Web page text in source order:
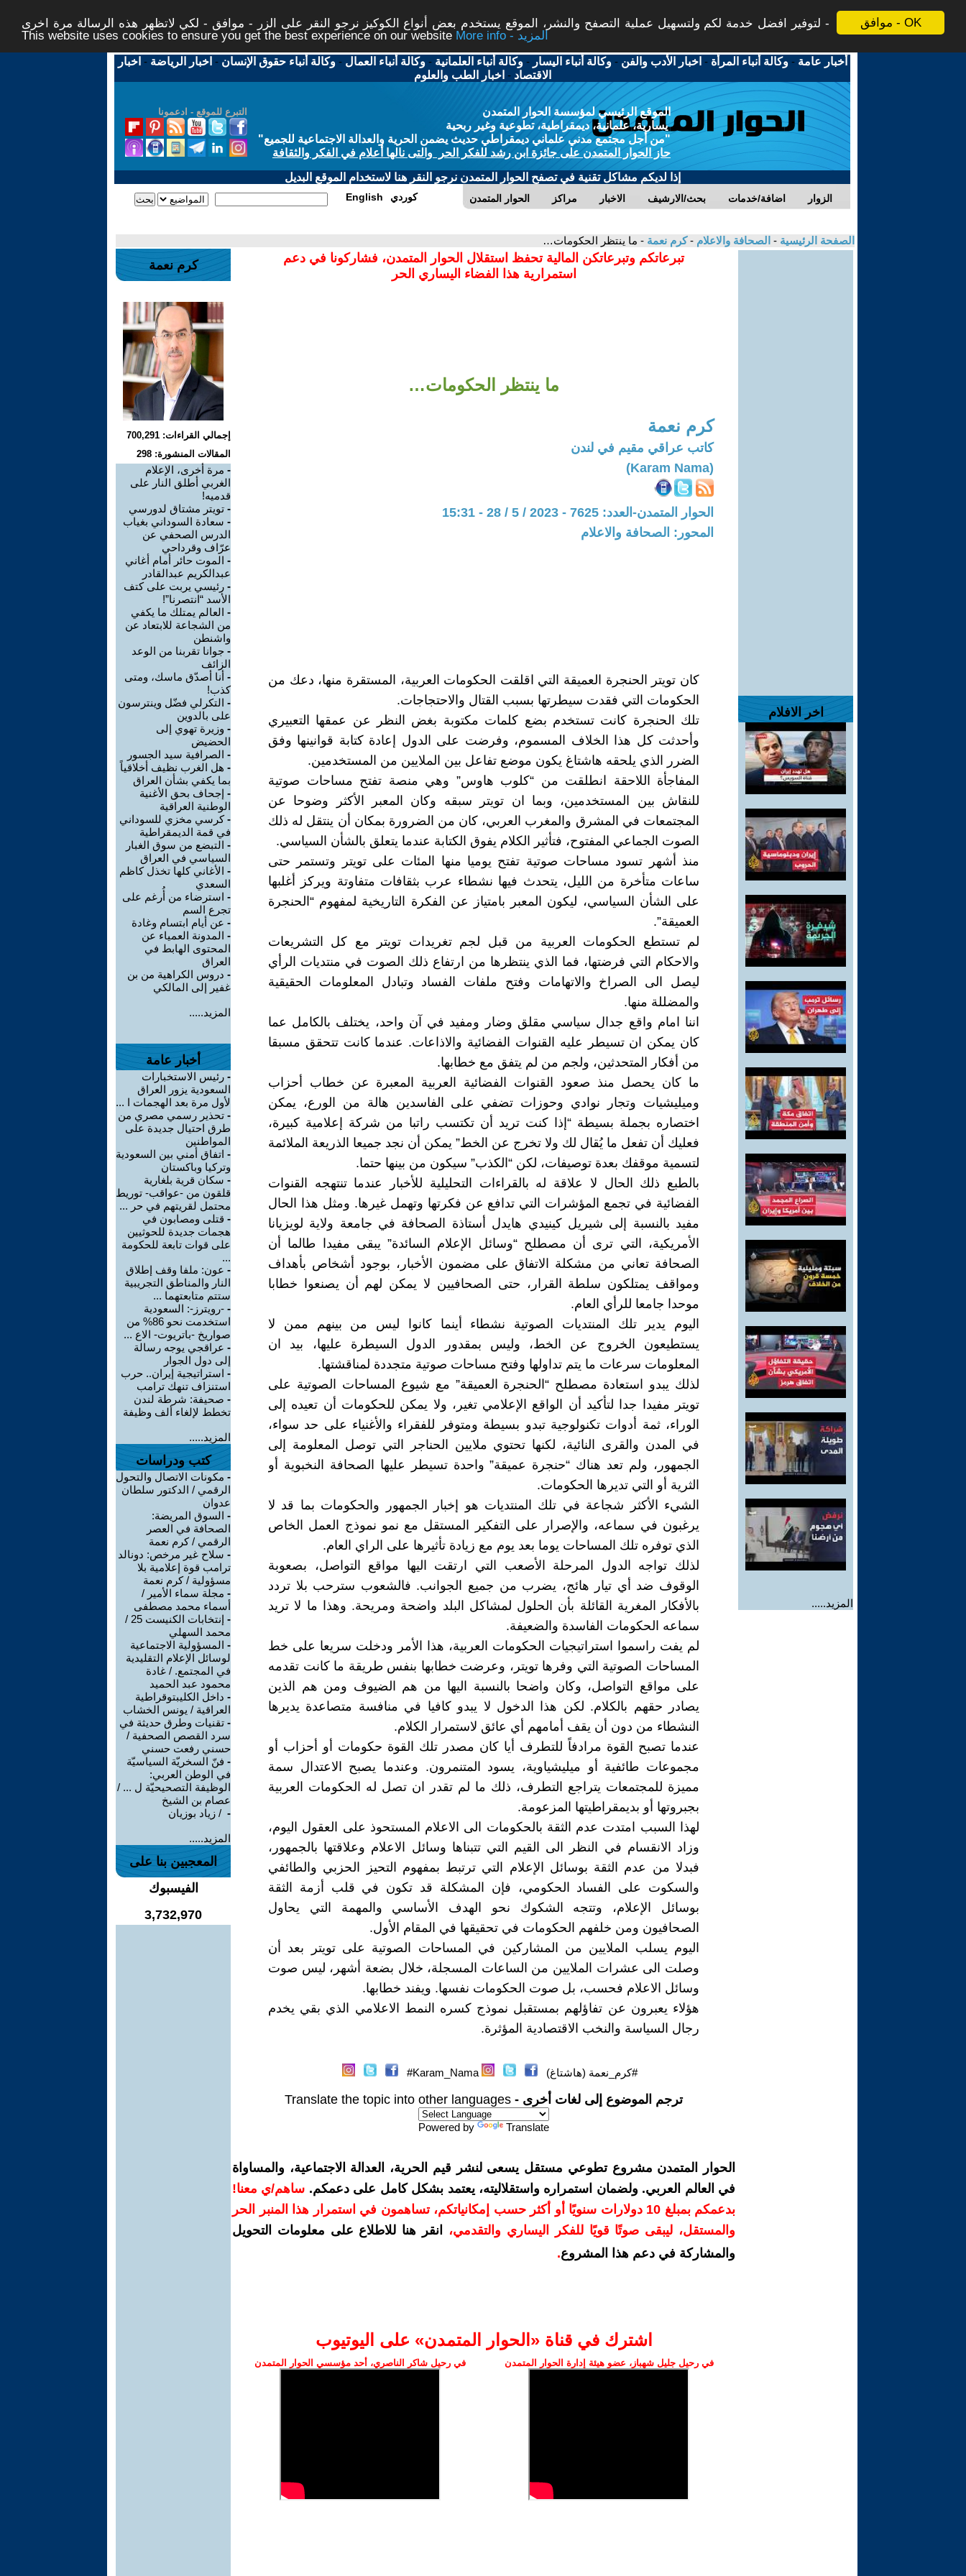
موافق - OK
لتوفير افضل خدمة لكم ولتسهيل عملية التصفح والنشر، الموقع يستخدم بعض أنواع الكوكيز نرجو النقر على الزر - موافق - لكي لاتظهر هذه الرسالة مرة اخرى -
This website uses cookies to ensure you get the best experience on our website
More info - المزيد
أخبار عامة -وكالة أنباء المرأة - اخبار الأدب والفن -وكالة أنباء اليسار -وكالة أنباء العلمانية -وكالة أنباء العمال -وكالة أنباء حقوق الإنسان - اخبار الرياضة - اخبار
الاقتصاد - اخبار الطب والعلوم
التبرع للموقع - ادعمونا
الموقع الرئيسي لمؤسسة الحوار المتمدن
يسارية، علمانية، ديمقراطية، تطوعية وغير ربحية
"من أجل مجتمع مدني علماني ديمقراطي حديث يضمن الحرية والعدالة الاجتماعية للجميع"
حاز الحوار المتمدن على جائزة ابن رشد للفكر الحر والتى نالها أعلام في الفكر والثقافة
إذا لديكم مشاكل تقنية في تصفح الحوار المتمدن نرجو النقر هنا لاستخدام الموقع البديل
الحوار المتمدن مراكز الاخبار بحث/الارشيف اضافة/خدمات الزوار English كوردي
الصفحة الرئيسية - الصحافة والاعلام -كرم نعمة - ما ينتظر الحكومات…
اخر الافلام
المزيد.....
تبرعاتكم وتبرعاتكن المالية تحفظ استقلال الحوار المتمدن، فشاركونا في دعم
استمرارية هذا الفضاء اليساري الحر
ما ينتظر الحكومات…
كرم نعمة
كاتب عراقي مقيم في لندن
(Karam Nama)
الحوار المتمدن-العدد: 7625 - 2023 / 5 / 28 - 15:31
المحور: الصحافة والاعلام
كان تويتر الحنجرة العميقة التي اقلقت الحكومات العربية، المستقرة منها، دعك من
الحكومات التي فقدت سيطرتها بسبب القتال والاحتجاجات.
تلك الحنجرة كانت تستخدم بضع كلمات مكتوبة بغض النظر عن عمقها التعبيري
وأحدثت كل هذا الخلاف المسموم، وفرضت على الدول إعادة كتابة قوانينها وفق
الضرر الذي يلحقه هاشتاغ يكون موضع تفاعل بين الملايين من المستخدمين.
المفاجأة اللاحقة انطلقت من “كلوب هاوس” وهي منصة تفتح مساحات صوتية
للنقاش بين المستخدمين، وبما ان تويتر سبقه وكان المعبر الأكثر وضوحا عن
المجتمعات في المشرق والمغرب العربي، كان من الضرورة بمكان أن ينتقل له ذلك
الصوت الجماعي المفتوح، فتأثير الكلام يفوق الكتابة عندما يتعلق بالشأن السياسي.
منذ أشهر تسود مساحات صوتية تفتح يوميا منها المئات على تويتر وتستمر حتى
ساعات متأخرة من الليل، يتحدث فيها نشطاء عرب بثقافات متفاوتة ويركز أغلبها
على الشأن السياسي، ليكون المعبر بامتياز عن الفكرة التاريخية لمفهوم “الحنجرة
العميقة”.
لم تستطع الحكومات العربية من قبل لجم تغريدات تويتر مع كل التشريعات
والاحكام التي فرضتها، فما الذي ينتظرها من ارتفاع ذلك الصوت في منتديات الرأي
ليصل الى الصراخ والاتهامات وفتح ملفات الفساد وتبادل المعلومات الحقيقية
والمضللة منها.
اننا امام واقع جدال سياسي مقلق وضار ومفيد في آن واحد، يختلف بالكامل عما
كان يمكن ان تسيطر عليه القنوات الفضائية والاذاعات. عندما كانت تتحقق مسبقا
من أفكار المتحدثين، ولجم من لم يتفق مع خطابها.
ما كان يحصل منذ صعود القنوات الفضائية العربية المعبرة عن خطاب أحزاب
وميليشيات وتجار نوادي وحوزات تضفي على الفاسدين هالة من الورع، يمكن
اختصاره بجملة بسيطة “إذا كنت تريد أن تكتسب راتبا من شركة إعلامية كبيرة،
فعليك أن تفعل ما يُقال لك ولا تخرج عن الخط” يمكن أن نجد جميعا الذريعة الملائمة
لتسمية موقفك بعدة توصيفات، لكن “الكذب” سيكون من بينها حتما.
بالطبع ذلك الحال لا علاقة له بالقراءات التحليلية للأخبار عندما تنتهجه القنوات
الفضائية في تجمع المؤشرات التي تدافع عن فكرتها وتهمل غيرها. ومثل هذا الحال
مفيد بالنسبة إلى شيريل كينيدي هايدل أستاذة الصحافة في جامعة ولاية لويزيانا
الأمريكية، التي ترى أن مصطلح “وسائل الإعلام السائدة” يبقى مفيدا طالما أن
الصحافة تعاني من مشكلة الاتفاق على مضمون الأخبار، بوجود أشخاص بأهداف
ومواقف يمتلكون سلطة القرار، حتى الصحافيين لا يمكن لهم أن يصنعوا خطابا
موحدا جامعا للرأي العام.
اليوم يدير تلك المنتديات الصوتية نشطاء أينما كانوا ليس من بينهم ممن لا
يستطيعون الخروج عن الخط، وليس بمقدور الدول السيطرة عليها، بيد ان
المعلومات سرعات ما يتم تداولها وفتح مساحات صوتية متجددة لمناقشتها.
لذلك يبدو استعادة مصطلح “الحنجرة العميقة” مع شيوع المساحات الصوتية على
تويتر مفيدا جدا لتأكيد أن الواقع الإعلامي تغير، ولا يمكن للحكومات أن تعيده إلى
الوراء، ثمة أدوات تكنولوجية تبدو بسيطة ومتوفر للفقراء والأغنياء على حد سواء،
في المدن والقرى النائية، لكنها تحتوي ملايين الحناجر التي توصل المعلومة إلى
الجمهور، ولم تعد هناك “حنجرة عميقة” واحدة تسيطر عليها الصحافة النخبوية أو
الثرية أو التي تديرها الحكومات.
الشيء الأكثر شجاعة في تلك المنتديات هو إخبار الجمهور والحكومات بما قد لا
يرغبون في سماعه، والإصرار على التفكير المستقل مع نمو نموذج العمل الخاص
الذي توفره تلك المساحات يوما بعد يوم مع زيادة تأثيرها على الراي العام.
لذلك تواجه الدول المرحلة الأصعب التي ارتقت اليها مواقع التواصل، بصعوبة
الوقوف ضد أي تيار هائج، يضرب من جميع الجوانب. فالشعوب سترحب بلا تردد
بالأفكار المغرية القائلة بأن الحلول لمشاكل البلد واضحة ومريحة. وهذا ما لا تريد
سماعه الحكومات الفاسدة والضعيفة.
لم يفت راسموا استراتيجيات الحكومات العربية، هذا الأمر ودخلت سريعا على خط
المساحات الصوتية التي وفرها تويتر، وعرضت خطابها بنفس طريقة ما كانت تقدمه
على مواقع التواصل، وكان واضحا بالنسبة اليها من هم الضيوف ومن هم الذين
يصادر حقهم بالكلام. لكن هذا الدخول لا يبدو كافيا في منافسة متصاعدة يديرها
النشطاء من دون أن يقف أمامهم أي عائق لاستمرار الكلام.
عندما تصبح القوة مرادفاً للتطرف أيا كان مصدر تلك القوة حكومات أو أحزاب أو
مجموعات طائفية أو ميليشياوية، يسود المتنمرون. وعندما يصبح الاعتدال سمة
مميزة للمجتمعات يتراجع التطرف، ذلك ما لم تقدر ان تصل له الحكومات العربية
بجبروتها أو بديمقراطيتها المزعومة.
لهذا السبب امتدت عدم الثقة بالحكومات الى الاعلام المستحوذ على العقول اليوم،
وزاد الانقسام في النظر الى القيم التي تتبناها وسائل الاعلام وعلاقتها بالجمهور،
فبدلا من عدم الثقة بوسائل الإعلام التي ترتبط بمفهوم التحيز الحزبي والطائفي
والسكوت على الفساد الحكومي، فإن المشكلة قد تكون في قلب أزمة الثقة
بوسائل الإعلام، وتتجه الشكوك نحو الهدف الأساسي والمهمة التي يحاول
الصحافيون ومن خلفهم الحكومات في تحقيقها في المقام الأول.
اليوم يسلب الملايين من المشاركين في المساحات الصوتية على تويتر بعد أن
وصلت الى عشرات الملايين من الساعات المسجلة، خلال بضعة أشهر، ليس صوت
وسائل الاعلام فحسب، بل صوت الحكومات نفسها. ويفند خطابها.
هؤلاء يعبرون عن تفاؤلهم بمستقبل نموذج كسره النمط الاعلامي الذي بقي يخدم
رجال السياسة والنخب الاقتصادية المؤثرة.
#كرم_نعمة (هاشتاغ) Karam_Nama#
ترجم الموضوع إلى لغات أخرى - Translate the topic into other languages
Powered by Translate
الحوار المتمدن مشروع تطوعي مستقل يسعى لنشر قيم الحرية، العدالة الاجتماعية، والمساواة
في العالم العربي. ولضمان استمراره واستقلاليته، يعتمد بشكل كامل على دعمكم. ساهم/ي معنا!
بدعمكم بمبلغ 10 دولارات سنويًا أو أكثر حسب إمكانياتكم، تساهمون في استمرار هذا المنبر الحر
والمستقل، ليبقى صوتًا قويًا للفكر اليساري والتقدمي،
انقر هنا للاطلاع على معلومات التحويل
والمشاركة في دعم هذا المشروع.
اشترك في قناة ‫«الحوار المتمدن» على اليوتيوب
في رحيل جليل شهباز، عضو هيئة إدارة الحوار المتمدن في رحيل شاكر الناصري، أحد مؤسسي الحوار المتمدن
كرم نعمة
إجمالي القراءات: 700,291
المقالات المنشورة: 298
- مرة أخرى، الإعلام
الغربي أطلق النار على
قدميه!
- تويتر مشتاق لدورسي
- سعادة السوداني بغياب
الدرس الصحفي عن
عرّاف وقرداحي
- الموت حائر أمام أغاني
عبدالكريم عبدالقادر
- رئيسي يربت على كتف
الأسد “انتصرنا”!
- العالم يمتلك ما يكفي
من الشجاعة للابتعاد عن
واشنطن
- جوانا تقربنا من الوعد
الزائف
- أنا أصدّق ماسك، ومتى
كذب!
- التكرلي فضّل وينترسون
على بالدوين
- وزيرة تهوي إلى
الحضيض
- الصرافية سيد الجسور
- هل الغرب نظيف أخلاقياً
بما يكفي بشأن العراق
- إجحاف بحق الأغنية
الوطنية العراقية
-كرسي مخزي للسوداني
في قمة الديمقراطية
- التبضع من سوق الغبار
السياسي في العراق
- الأغاني كلها تخذل كاظم
السعدي
- استرضاء من أُرغم على
تجرع السم
- عن أيام ابتسام وغادة
- المدونة العمياء عن
المحتوى الهابط في
العراق
- دروس الكراهية من بن
غفير إلى المالكي
المزيد.....
أخبار عامة
- رئيس الاستخبارات
السعودية يزور العراق
لأول مرة بعد الهجمات ا ...
- تحذير رسمي مصري من
طرق احتيال جديدة على
المواطنين
- اتفاق أمني بين السعودية
وتركيا وباكستان
- سكان قرية بلغارية
قلقون من -عواقب- توريط
محتمل لقريتهم في حر ...
- قتلى ومصابون في
هجمات جديدة للحوثيين
على قوات تابعة للحكومة
...
- عون: ملفا وقف إطلاق
النار والمناطق التجريبية
ستتم متابعتهما ...
- -رويترز-: السعودية
استخدمت نحو 86% من
صواريخ -باتريوت- الاع ...
- عراقجي يوجه رسالة
إلى دول الجوار
- استراتيجية إيران.. حرب
استنزاف تنهك ترامب
- صحيفة: شرطة لندن
تخطط لإلغاء ألف وظيفة
المزيد.....
كتب ودراسات
- مكونات الاتصال والتحول
الرقمي / الدكتور سلطان
عدوان
- السوق المريضة:
الصحافة في العصر
الرقمي / كرم نعمة
- سلاح غير مرخص: دونالد
ترامب قوة إعلامية بلا
مسؤولية / كرم نعمة
- مجلة سماء الأمير /
أسماء محمد مصطفى
-
إنتخابات الكنيست 25 /
محمد السهلي
- المسؤولية الاجتماعية
لوسائل الإعلام التقليدية
في المجتمع. / غادة
محمود عبد الحميد
- داخل الكليبتوقراطية
العراقية / يونس الخشاب
- تقنيات وطرق حديثة في
سرد القصص الصحفية /
حسني رفعت حسني
- فنّ السخريّة السياسيّة
في الوطن العربي:
الوظيفة التصحيحيّة ل ... /
عصام بن الشيخ
- ‏ / زياد بوزيان
المزيد.....
المعجبين بنا على
الفيسبوك
3,732,970